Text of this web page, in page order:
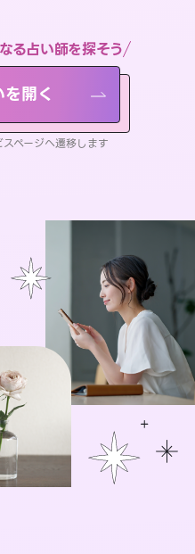
る占い師を探そう
開く
ページへ遷移します